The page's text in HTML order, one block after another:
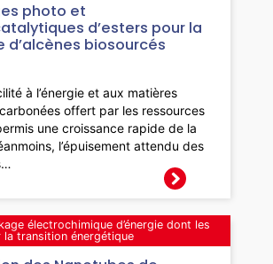
photo et
d’esters pour la
d’alcènes biosourcés
à l’énergie et aux matières
offert par les ressources
une croissance rapide de la
l’épuisement attendu des
électrochimique d’énergie dont les
transition énergétique